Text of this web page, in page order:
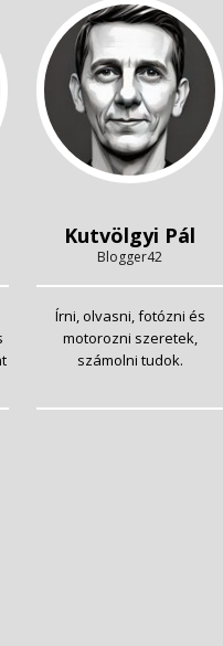
Kutvölgyi Pál
Blogger42
Írni, olvasni, fotózni és
motorozni szeretek,
számolni tudok.